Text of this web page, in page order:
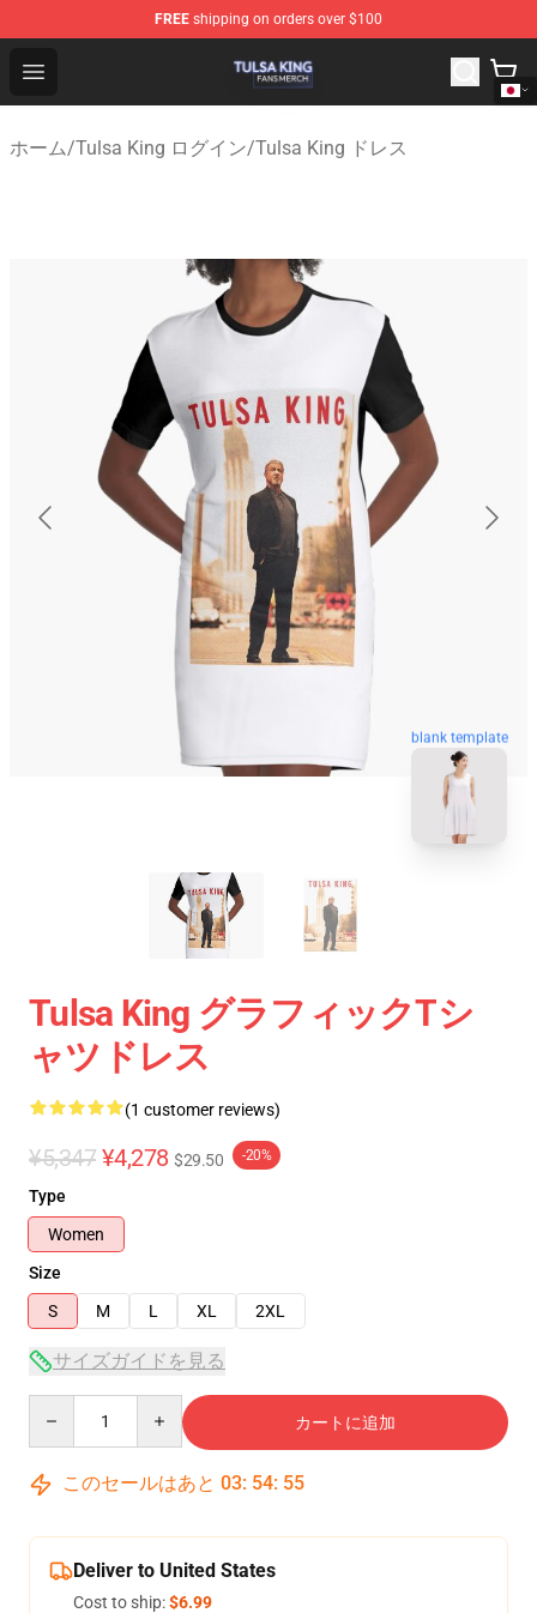
FREE shipping on orders over $100
Open menu
Tulsa King Shop - Official Tulsa King Merchandise Store
ホーム/Tulsa King ログイン/Tulsa King ドレス
blank template
Tulsa King グラフィックTシ
ャツドレス
(1 customer reviews)
¥5,347 ¥4,278 $29.50 -20%
Type
Women
Size
S
M L XL 2XL
サイズガイドを見る
カートに追加
このセールはあと 03: 54: 54
Deliver to United States
Cost to ship:$6.99